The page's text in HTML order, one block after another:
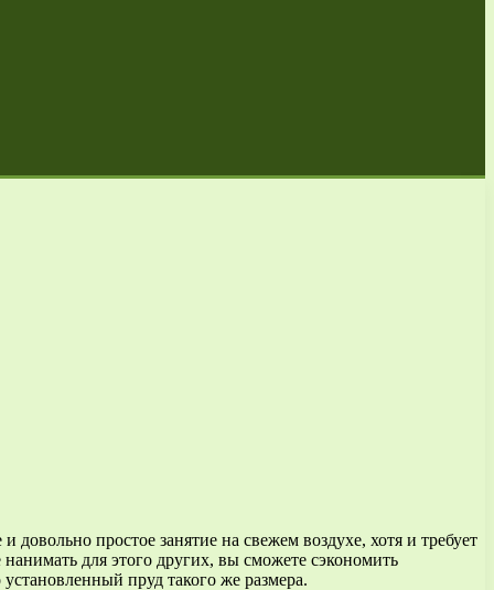
простое занятие на свежем воздухе, хотя и требует
для этого других, вы сможете сэкономить
пруд такого же размера.